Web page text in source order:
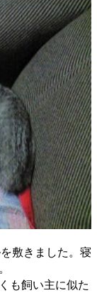
敷きました。寝
も飼い主に似た